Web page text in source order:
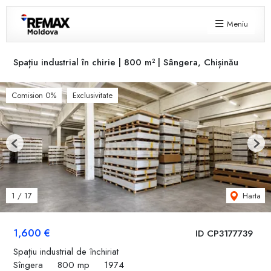
Meniu
Spațiu industrial în chirie | 800 m² | Sângera, Chișinău
ID CP3177739
1,600 €
Spațiu industrial de închiriat
Sîngera
800 mp 1974
Comision 0% Exclusivitate
1 / 17 Harta
Previous Next